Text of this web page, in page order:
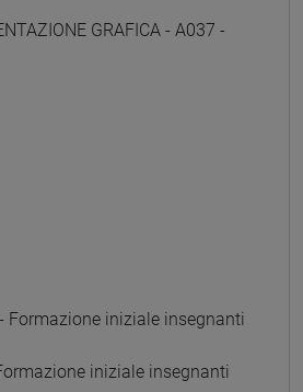
GRAFICA - A037 -
- Formazione iniziale insegnanti
Formazione iniziale insegnanti